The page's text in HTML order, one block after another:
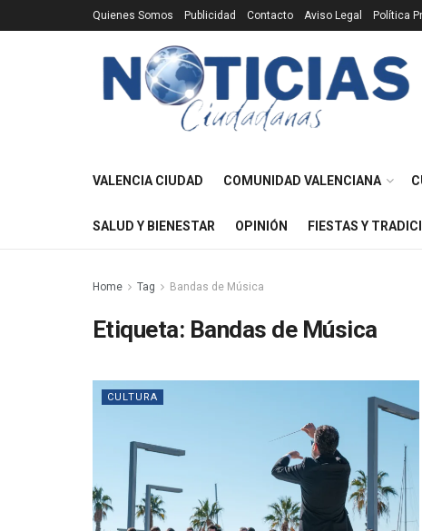
Quienes Somos Publicidad Contacto Aviso Legal Política
VALENCIA CIUDAD COMUNIDAD VALENCIANA
SALUD Y BIENESTAR OPINIÓN FIESTAS Y
Home Tag Bandas de Música
Etiqueta: Bandas de Música
CULTURA